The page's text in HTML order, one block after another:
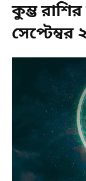
কুম্ভ
সেপ্টেম্বর